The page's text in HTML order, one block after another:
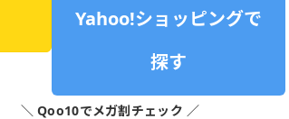
Yahoo!ショッピングで
探す
＼ Qoo10でメガ割チェック ／